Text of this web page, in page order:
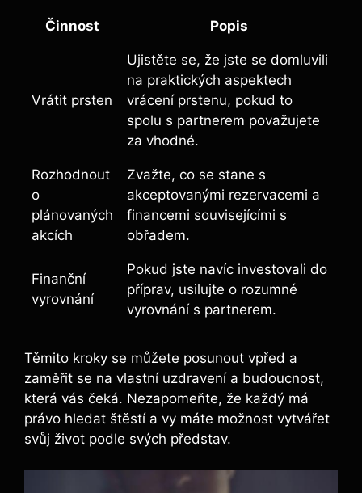
Činnost Popis
Vrátit prsten
Ujistěte se, že jste se domluvili
na praktických aspektech
vrácení prstenu, pokud to
spolu s partnerem považujete
za vhodné.
Rozhodnout
o
plánovaných
akcích
Zvažte, co se stane s
akceptovanými rezervacemi a
financemi souvisejícími s
obřadem.
Finanční
vyrovnání
Pokud jste navíc investovali do
příprav, usilujte o rozumné
vyrovnání s partnerem.
Těmito kroky se můžete posunout vpřed a
zaměřit se na vlastní uzdravení a budoucnost,
která vás čeká. Nezapomeňte, že každý má
právo hledat štěstí a vy máte možnost vytvářet
svůj život podle svých představ.